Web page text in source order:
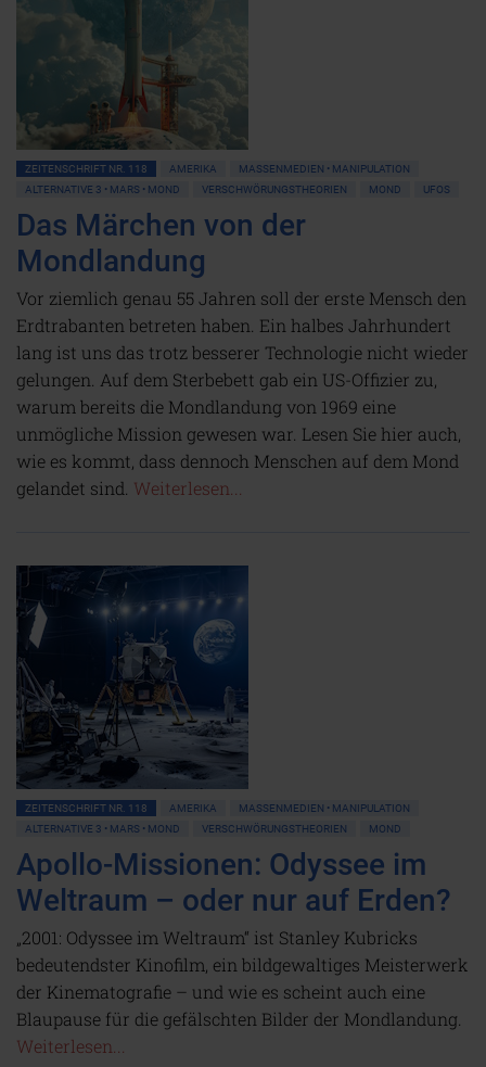
ZEITENSCHRIFT NR. 118 AMERIKA
MASSENMEDIEN • MANIPULATION
ALTERNATIVE 3 • MARS • MOND
VERSCHWÖRUNGSTHEORIEN MOND UFOS
Das Märchen von der
Mondlandung
Vor ziemlich genau 55 Jahren soll der erste Mensch den
Erdtrabanten betreten haben. Ein halbes Jahrhundert
lang ist uns das trotz besserer Technologie nicht wieder
gelungen. Auf dem Sterbebett gab ein US-Offizier zu,
warum bereits die Mondlandung von 1969 eine
unmögliche Mission gewesen war. Lesen Sie hier auch,
wie es kommt, dass dennoch Menschen auf dem Mond
gelandet sind. Weiterlesen...
ZEITENSCHRIFT NR. 118 AMERIKA
MASSENMEDIEN • MANIPULATION
ALTERNATIVE 3 • MARS • MOND
VERSCHWÖRUNGSTHEORIEN MOND
Apollo-Missionen: Odyssee im
Weltraum – oder nur auf Erden?
„2001: Odyssee im Weltraum“ ist Stanley Kubricks
bedeutendster Kinofilm, ein bildgewaltiges Meisterwerk
der Kinematografie – und wie es scheint auch eine
Blaupause für die gefälschten Bilder der Mondlandung.
Weiterlesen...